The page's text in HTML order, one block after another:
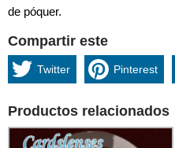
de póquer.
Compartir este
Twitter Pinterest
Productos relacionados